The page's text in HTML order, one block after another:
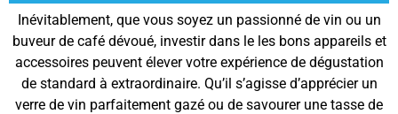
Inévitablement, que vous soyez un passionné de vin ou un
buveur de café dévoué, investir dans le les bons appareils et
accessoires peuvent élever votre expérience de dégustation
de standard à extraordinaire. Qu’il s’agisse d’apprécier un
verre de vin parfaitement gazé ou de savourer une tasse de